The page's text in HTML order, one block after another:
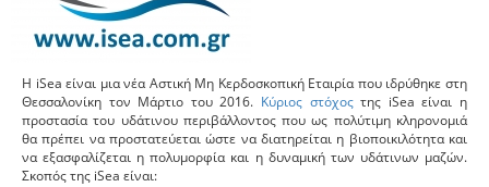
Η iSea είναι μια νέα Αστική Μη Κερδοσκοπική Εταιρία που ιδρύθηκε στη
Θεσσαλονίκη τον Μάρτιο του 2016. Κύριος στόχοςτης iSea είναι η
προστασία του υδάτινου περιβάλλοντος που ως πολύτιμη κληρονομιά
θα πρέπει να προστατεύεται ώστε να διατηρείται η βιοποικιλότητα και
να εξασφαλίζεται η πολυμορφία και η δυναμική των υδάτινων μαζών.
Σκοπός της iSea είναι: